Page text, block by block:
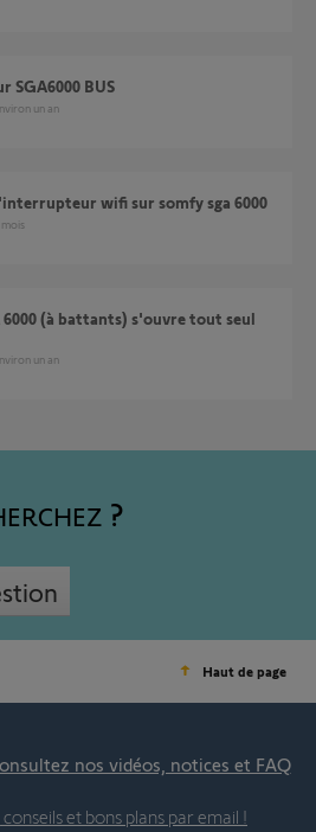
SGA6000 BUS
un an
wifi sur somfy sga 6000
mois
un an
Haut de page
nos vidéos, notices et FAQ
et bons plans par email !